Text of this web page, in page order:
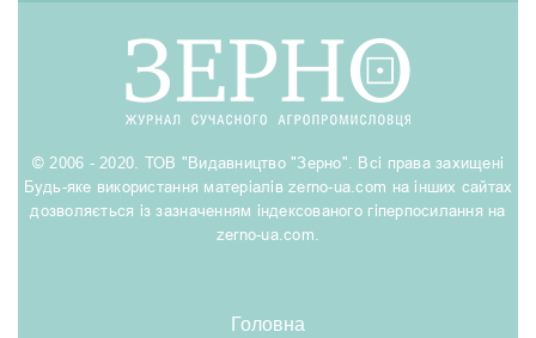
© 2006 - 2020. ТОВ "Видавництво "Зерно". Всі права захищені
Будь-яке використання матеріалів zerno-ua.com на інших сайтах
дозволяється із зазначенням індексованого гіперпосилання на
zerno-ua.com.
Головна